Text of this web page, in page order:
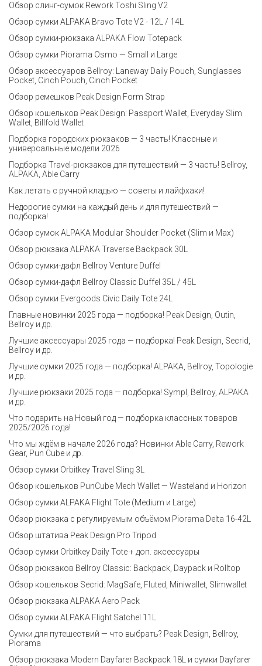
Обзор слинг-сумок Rework Toshi Sling V2
Обзор сумки ALPAKA Bravo Tote V2 - 12L / 14L
Обзор сумки-рюкзака ALPAKA Flow Totepack
Обзор сумки Piorama Osmo — Small и Large
Обзор аксессуаров Bellroy: Laneway Daily Pouch, Sunglasses
Pocket, Cinch Pouch, Cinch Pocket
Обзор ремешков Peak Design Form Strap
Обзор кошельков Peak Design: Passport Wallet, Everyday Slim
Wallet, Billfold Wallet
Подборка городских рюкзаков — 3 часть! Классные и
универсальные модели 2026
Подборка Travel-рюкзаков для путешествий — 3 часть! Bellroy,
ALPAKA, Able Carry
Как летать с ручной кладью — советы и лайфхаки!
Недорогие сумки на каждый день и для путешествий —
подборка!
Обзор сумок ALPAKA Modular Shoulder Pocket (Slim и Max)
Обзор рюкзака ALPAKA Traverse Backpack 30L
Обзор сумки-дафл Bellroy Venture Duffel
Обзор сумки-дафл Bellroy Classic Duffel 35L / 45L
Обзор сумки Evergoods Civic Daily Tote 24L
Главные новинки 2025 года — подборка! Peak Design, Outin,
Bellroy и др.
Лучшие аксессуары 2025 года — подборка! Peak Design, Secrid,
Bellroy и др.
Лучшие сумки 2025 года — подборка! ALPAKA, Bellroy, Topologie
и др.
Лучшие рюкзаки 2025 года — подборка! Sympl, Bellroy, ALPAKA
и др.
Что подарить на Новый год — подборка классных товаров
2025/2026 года!
Что мы ждём в начале 2026 года? Новинки Able Carry, Rework
Gear, Pun Cube и др.
Обзор сумки Orbitkey Travel Sling 3L
Обзор кошельков PunCube Mech Wallet — Wasteland и Horizon
Обзор сумки ALPAKA Flight Tote (Medium и Large)
Обзор рюкзака с регулируемым объёмом Piorama Delta 16-42L
Обзор штатива Peak Design Pro Tripod
Обзор сумки Orbitkey Daily Tote + доп. аксессуары
Обзор рюкзаков Bellroy Classic: Backpack, Daypack и Rolltop
Обзор кошельков Secrid: MagSafe, Fluted, Miniwallet, Slimwallet
Обзор рюкзака ALPAKA Aero Pack
Обзор сумки ALPAKA Flight Satchel 11L
Сумки для путешествий — что выбрать? Peak Design, Bellroy,
Piorama
Обзор рюкзака Modern Dayfarer Backpack 18L и сумки Dayfarer